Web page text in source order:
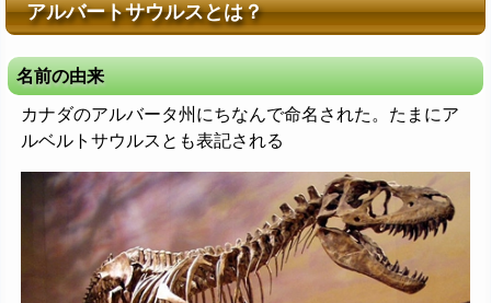
アルバートサウルスとは？
名前の由来
カナダのアルバータ州にちなんで命名された。たまにア
ルベルトサウルスとも表記される